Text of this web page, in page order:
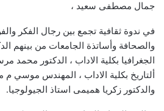
جمال مصطفى سعيد ،
في ندوة ثقافية تجمع بين رجال الفكر
والصحافة وأساتذة الجامعات من بينهم
الجغرافيا بكلية الاداب ، الدكتور محمد
ألتاريخ بكلية الاداب ، المهندس
والدكتور زكريا هميمى استاذ الجيولوجيا.